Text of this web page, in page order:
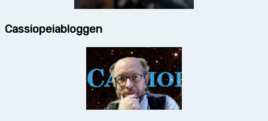
Cassiopeiabloggen